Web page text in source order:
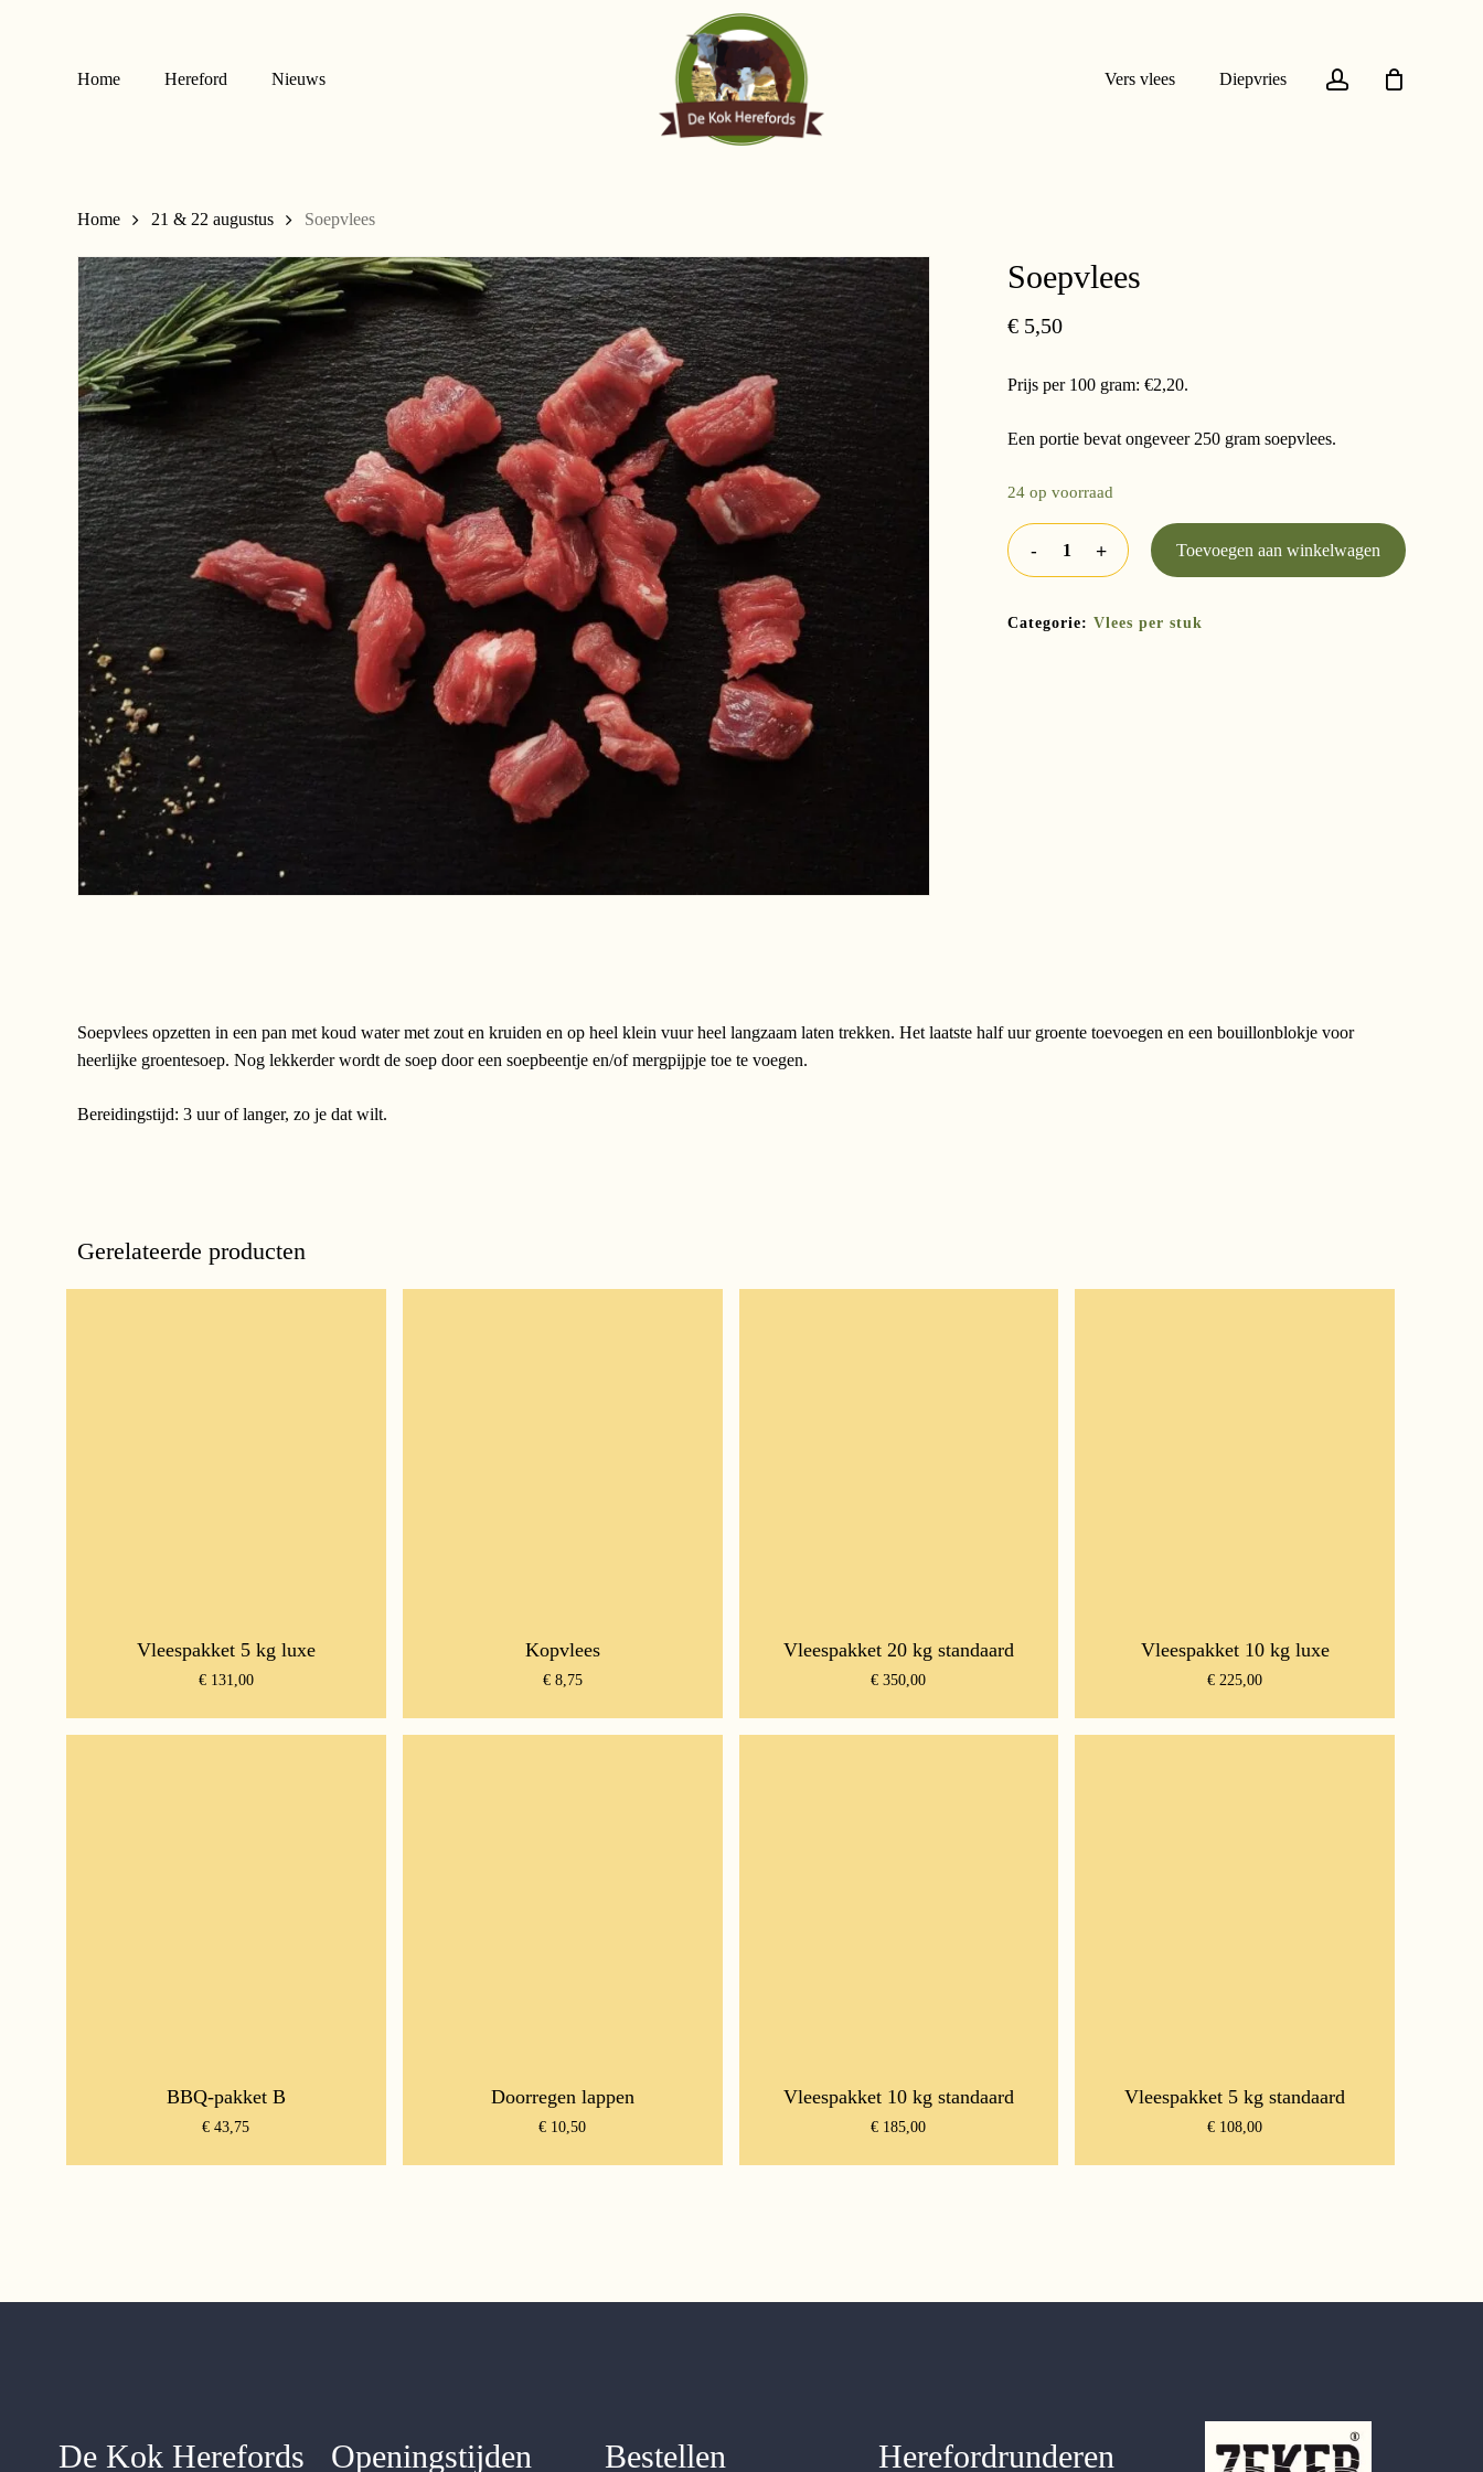
Home Hereford Nieuws Vers vlees Diepvries account
Home 21 & 22 augustus Soepvlees
Soepvlees
€5,50
Prijs per 100 gram: €2,20.
Een portie bevat ongeveer 250 gram soepvlees.
24 op voorraad
Toevoegen aan winkelwagen
Categorie: Vlees per stuk
Soepvlees opzetten in een pan met koud water met zout en kruiden en op heel klein vuur heel langzaam laten trekken. Het laatste half uur groente toevoegen en een bouillonblokje voor
heerlijke groentesoep. Nog lekkerder wordt de soep door een soepbeentje en/of mergpijpje toe te voegen.
Bereidingstijd: 3 uur of langer, zo je dat wilt.
Gerelateerde producten
Vleespakket 5 kg luxe
€131,00
Kopvlees
€8,75
Vleespakket 20 kg standaard
€ 350,00
Vleespakket 10 kg luxe
€ 225,00
BBQ-pakket B
€ 43,75
Doorregen lappen
€ 10,50
Vleespakket 10 kg standaard
€ 185,00
Vleespakket 5 kg standaard
€ 108,00
De Kok Herefords Openingstijden Bestellen Herefordrunderen